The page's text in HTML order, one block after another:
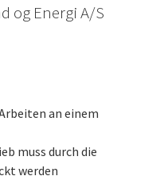
og Energi A/S
an einem
muss durch die
werden